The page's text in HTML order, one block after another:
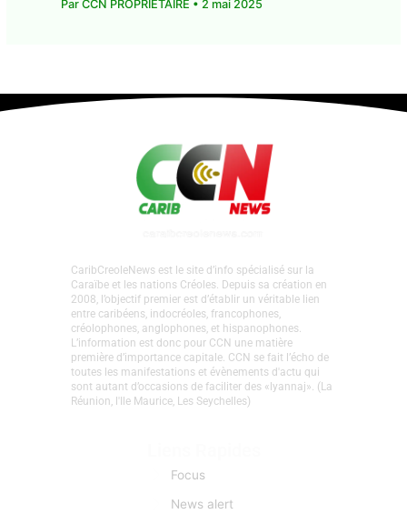
Par CCN PROPRIÉTAIRE 2 mai 2025
CaribCreoleNews est le site d’info spécialisé sur la
Caraïbe et les nations Créoles. Depuis sa création en
2008, l’objectif premier est d’établir un véritable lien
entre caribéens, indocréoles, francophones,
créolophones, anglophones, et hispanophones.
L’information est donc pour CCN une matière
première d’importance capitale. CCN se fait l’écho de
toutes les manifestations et évènements d'actu qui
sont autant d’occasions de faciliter des «lyannaj». (La
Réunion, l'Ile Maurice, Les Seychelles)
Focus